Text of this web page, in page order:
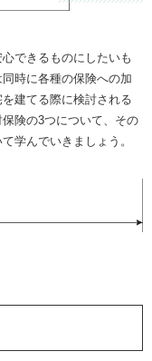
できるものにしたいも
時に各種の保険への加
建てる際に検討される
険の3つについて、その
学んでいきましょう。